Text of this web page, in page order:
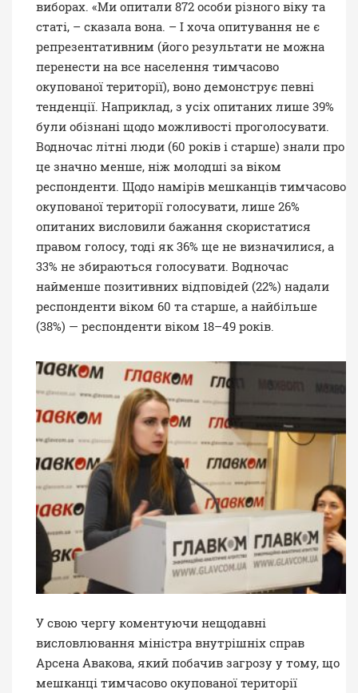
виборах. «Ми опитали 872 особи різного віку та
статі, – сказала вона. – І хоча опитування не є
репрезентативним (його результати не можна
перенести на все населення тимчасово
окупованої території), воно демонструє певні
тенденції. Наприклад, з усіх опитаних лише 39%
були обізнані щодо можливості проголосувати.
Водночас літні люди (60 років і старше) знали про
це значно менше, ніж молодші за віком
респонденти. Щодо намірів мешканців тимчасово
окупованої території голосувати, лише 26%
опитаних висловили бажання скористатися
правом голосу, тоді як 36% ще не визначилися, а
33% не збираються голосувати. Водночас
найменше позитивних відповідей (22%) надали
респонденти віком 60 та старше, а найбільше
(38%) — респонденти віком 18–49 років.
У свою чергу коментуючи нещодавні
висловлювання міністра внутрішніх справ
Арсена Авакова, який побачив загрозу у тому, що
мешканці тимчасово окупованої території